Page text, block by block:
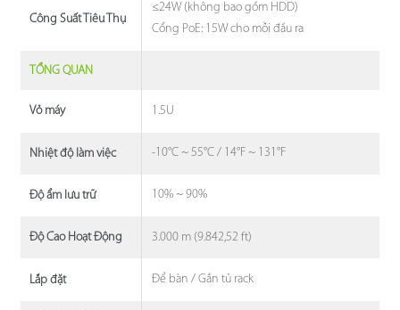
Công Suất Tiêu Thụ
≤24W (không bao gồm HDD)
Cổng PoE: 15W cho mỗi đầu ra
TỔNG QUAN
Vỏ máy 1.5U
Nhiệt độ làm việc -10°C ~ 55°C / 14°F ~ 131°F
Độ ẩm lưu trữ 10% ~ 90%
Độ Cao Hoạt Động 3.000 m (9.842,52 ft)
Lắp đặt Để bàn / Gắn tủ rack